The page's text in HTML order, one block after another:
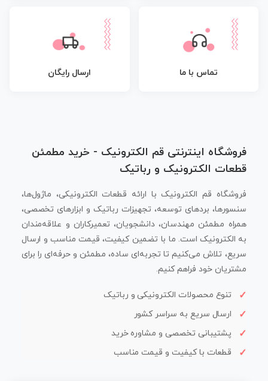
تماس با ما ارسال رایگان
فروشگاه اینترنتی قم الکترونیک - خرید مطمئن
قطعات الکترونیک و رباتیک
فروشگاه قم الکترونیک با ارائه قطعات الکترونیکی، ماژول‌ها،
سنسورها، بردهای توسعه، تجهیزات رباتیک و ابزارهای تخصصی،
همراه مطمئن مهندسان، دانشجویان، تعمیرکاران و علاقه‌مندان
به الکترونیک است. ما با تضمین کیفیت، قیمت مناسب و ارسال
سریع، تلاش می‌کنیم تا تجربه‌ای ساده، مطمئن و حرفه‌ای را برای
مشتریان خود فراهم کنیم.
تنوع محصولات الکترونیکی و رباتیک
ارسال سریع به سراسر کشور
پشتیبانی تخصصی و مشاوره خرید
قطعات با کیفیت و قیمت مناسب